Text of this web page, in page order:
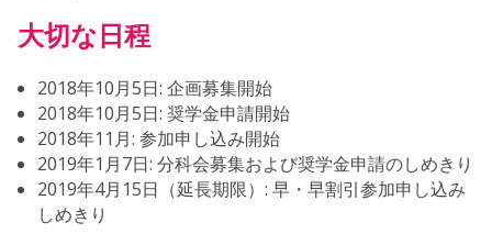
大切な日程
2018年10月5日: 企画募集開始
2018年10月5日: 奨学金申請開始
2018年11月: 参加申し込み開始
2019年1月7日: 分科会募集および奨学金申請のしめきり
2019年4月15日（延長期限）: 早・早割引参加申し込み
しめきり